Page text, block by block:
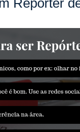
Repórter